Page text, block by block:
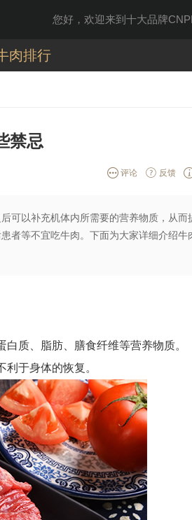
您好，欢迎来到十大品牌
肉排行
禁忌
评论 反馈
可以补充机体内所需要的营养物质，从而
者等不宜吃牛肉。下面为大家详细介绍牛
质、脂肪、膳食纤维等营养物质。
于身体的恢复。